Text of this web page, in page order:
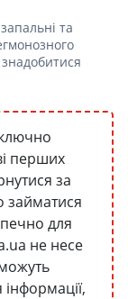
та
перших
за
займатися
для
не несе
можуть